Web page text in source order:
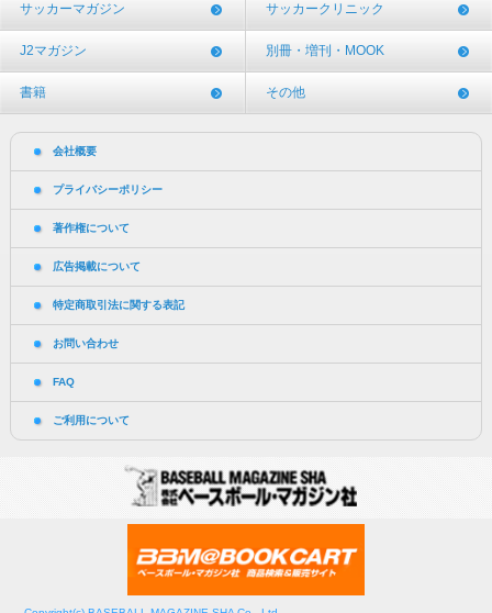
サッカーマガジン サッカークリニック
J2マガジン 別冊・増刊・MOOK
書籍 その他
会社概要
プライバシーポリシー
著作権について
広告掲載について
特定商取引法に関する表記
お問い合わせ
FAQ
ご利用について